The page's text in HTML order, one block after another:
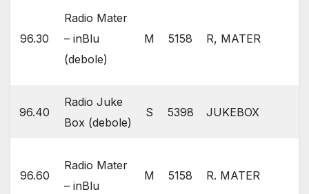
96.30
Radio Mater
– inBlu
(debole)
M 5158 R, MATER
96.40
Radio Juke
Box (debole)
S 5398 JUKEBOX
96.60
Radio Mater
– inBlu
M 5158 R. MATER